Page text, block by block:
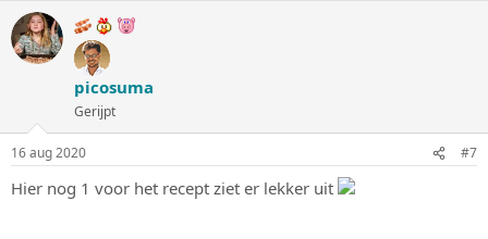
r
d
e
g
e
n
:
picosuma
Gerijpt
16 aug 2020 #7
Hier nog 1 voor het recept ziet er lekker uit